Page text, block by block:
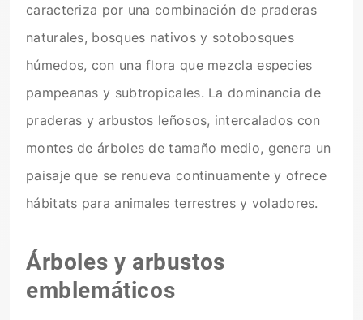
caracteriza por una combinación de praderas
naturales, bosques nativos y sotobosques
húmedos, con una flora que mezcla especies
pampeanas y subtropicales. La dominancia de
praderas y arbustos leñosos, intercalados con
montes de árboles de tamaño medio, genera un
paisaje que se renueva continuamente y ofrece
hábitats para animales terrestres y voladores.
Árboles y arbustos
emblemáticos